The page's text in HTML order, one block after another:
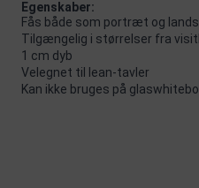
Egenskaber:
Fås både som portræt og
Tilgængelig i størrelser fra
1 cm dyb
Velegnet til lean-tavler
Kan ikke bruges på